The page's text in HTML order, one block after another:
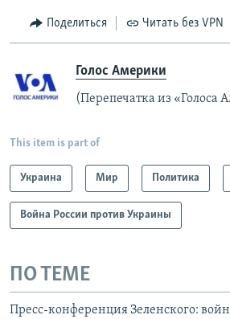
Поделиться Читать без VPN
Голос Америки
(Перепечатка из «Голоса
This item is part of
Украина Мир Политика
Война России против Украины
ПО ТЕМЕ
Пресс-конференция Зеленского: